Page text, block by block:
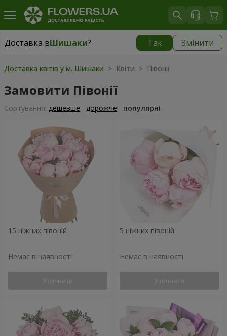
Доставка вШишаки? Так Змінити
Доставка вШишаки|
Доставка квітів у м. Шишаки > Квіти > Півонії
Замовити Півонії
Сортування: дешевше дорожче популярні
15 ніжних півоній
Немає в наявності
Уточнити
5 ніжних півоній
Немає в наявності
Уточнити